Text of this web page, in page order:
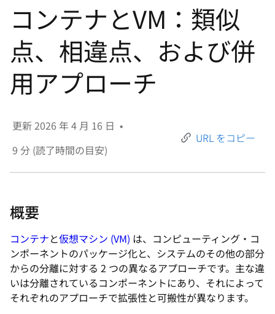
く
コンテナとVM：類似
点、相違点、および併
用アプローチ
更新2026 年 4 月 16 日 •
9 分 (読了時間の目安)
URL をコピー
概要
コンテナと仮想マシン (VM) は、コンピューティング・コ
ンポーネントのパッケージ化と、システムのその他の部分
からの分離に対する 2 つの異なるアプローチです。主な違
いは分離されているコンポーネントにあり、それによって
それぞれのアプローチで拡張性と可搬性が異なります。